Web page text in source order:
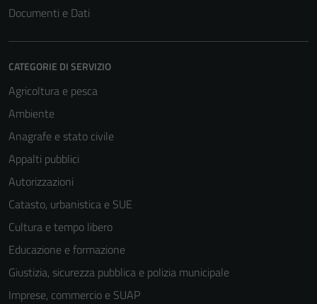
Documenti e Dati
CATEGORIE DI SERVIZIO
Agricoltura e pesca
Ambiente
Anagrafe e stato civile
Appalti pubblici
Autorizzazioni
Catasto, urbanistica e SUE
Cultura e tempo libero
Educazione e formazione
Giustizia, sicurezza pubblica e polizia municipale
Imprese, commercio e SUAP